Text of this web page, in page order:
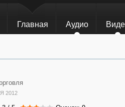
Главная Аудио
2012